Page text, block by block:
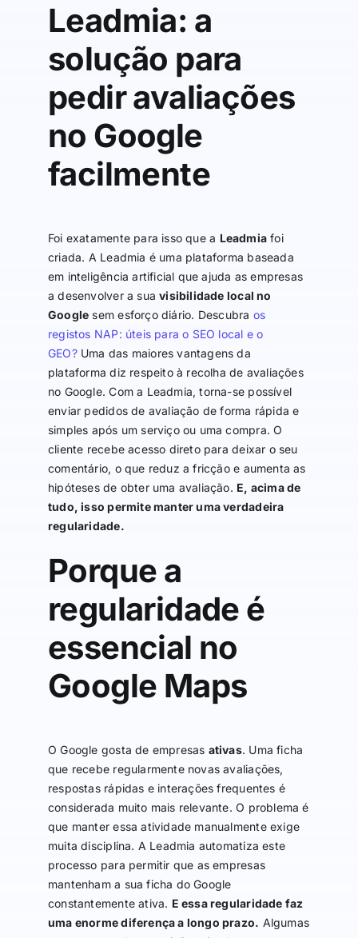
Leadmia: a
solução para
pedir avaliações
no Google
facilmente
Foi exatamente para isso que a Leadmiafoi
criada. A Leadmia é uma plataforma baseada
em inteligência artificial que ajuda as empresas
a desenvolver a suavisibilidade local no
Google sem esforço diário. Descubra os
registos NAP: úteis para o SEO local e o
GEO?Uma das maiores vantagens da
plataforma diz respeito à recolha de avaliações
no Google. Com a Leadmia, torna-se possível
enviar pedidos de avaliação de forma rápida e
simples após um serviço ou uma compra. O
cliente recebe acesso direto para deixar o seu
comentário, o que reduz a fricção e aumenta as
hipóteses de obter uma avaliação. E, acima de
tudo, isso permite manter uma verdadeira
regularidade.
Porque a
regularidade é
essencial no
Google Maps
O Google gosta de empresas ativas. Uma ficha
que recebe regularmente novas avaliações,
respostas rápidas e interações frequentes é
considerada muito mais relevante. O problema é
que manter essa atividade manualmente exige
muita disciplina. A Leadmia automatiza este
processo para permitir que as empresas
mantenham a sua ficha do Google
constantemente ativa. E essa regularidade faz
uma enorme diferença a longo prazo. Algumas